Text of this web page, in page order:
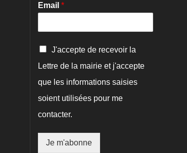
Email *
C
n
i
r
a
J'accepte de recevoir la
Lettre de la mairie et j'accepte
que les informations saisies
soient utilisées pour me
contacter.
Je m'abonne